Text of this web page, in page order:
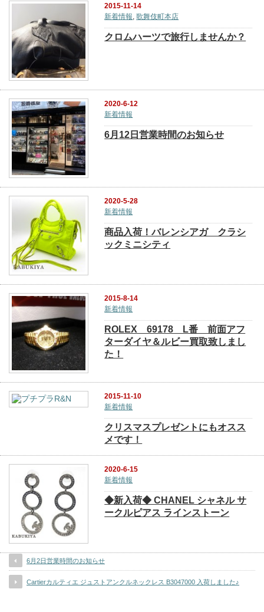
2015-11-14
新着情報,歌舞伎町本店
クロムハーツで旅行しませんか？
2020-6-12
新着情報
6月12日営業時間のお知らせ
2020-5-28
新着情報
商品入荷！バレンシアガ クラシ
ックミニシティ
2015-8-14
新着情報
ROLEX 69178 L番 前面アフ
ターダイヤ＆ルビー買取致しまし
た！
2015-11-10
新着情報
クリスマスプレゼントにもオスス
メです！
2020-6-15
新着情報
◆新入荷◆ CHANEL シャネル サ
ークルピアス ラインストーン
6月2日営業時間のお知らせ
Cartierカルティエ ジュストアンクルネックレス B3047000 入荷しました♪